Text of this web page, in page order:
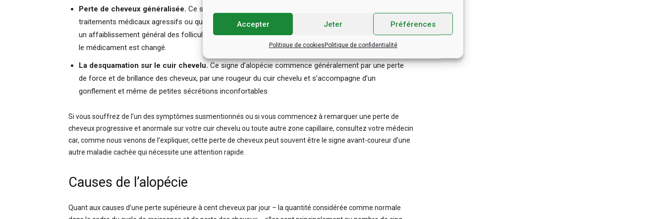
Accepter Jeter Préférences
Politique de cookiesPolitique de confidentialité
Perte de cheveux généralisée. Ce symptôme est typique des personnes qui subissent des
traitements médicaux agressifs ou qui ingèrent des médicaments dont les effets secondaires incluent
un affaiblissement général des follicules pileux. Cela disparaît dès que le traitement est terminé ou que
le médicament est changé.
La desquamation sur le cuir chevelu.Ce signe d’alopécie commence généralement par une perte
de force et de brillance des cheveux, par une rougeur du cuir chevelu et s’accompagne d’un
gonflement et même de petites sécrétions inconfortables
Si vous souffrez de l’un des symptômes susmentionnés ou si vous commencez à remarquer une perte de
cheveux progressive et anormale sur votre cuir chevelu ou toute autre zone capillaire, consultez votre médecin
car, comme nous venons de l’expliquer, cette perte de cheveux peut souvent être le signe avant-coureur d’une
autre maladie cachée qui nécessite une attention rapide.
Causes de l’alopécie
Quant aux causes d’une perte supérieure à cent cheveux par jour – la quantité considérée comme normale